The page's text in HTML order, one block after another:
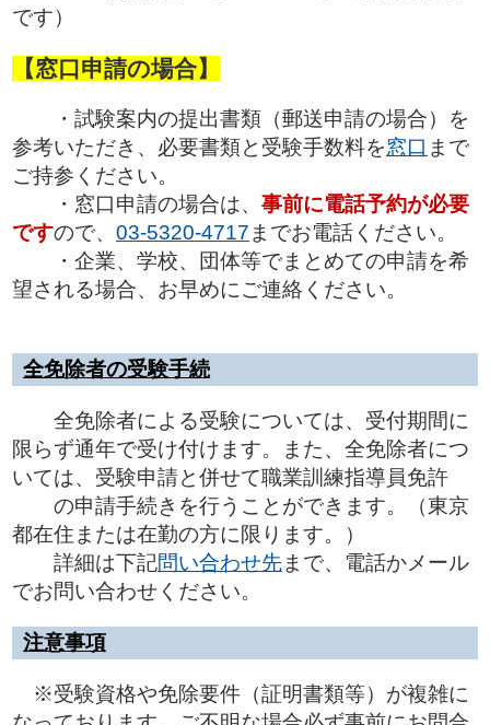
です）
【窓口申請の場合】
・試験案内の提出書類（郵送申請の場合）を
参考いただき、必要書類と受験手数料を窓口 まで
ご持参ください。
・窓口申請の場合は、 事前に電話予約が必要
ですので、 03-5320-4717 までお電話ください。
・企業、学校、団体等でまとめての申請を希
望される場合、お早めにご連絡ください。
全免除者の受験手続
全免除者による受験については、受付期間に
限らず通年で受け付けます。また、全免除者につ
いては、受験申請と併せて職業訓練指導員免許
の申請手続きを行うことができます。（東京
都在住または在勤の方に限ります。）
詳細は下記問い合わせ先まで、電話かメール
でお問い合わせください。
注意事項
※受験資格や免除要件（証明書類等）が複雑に